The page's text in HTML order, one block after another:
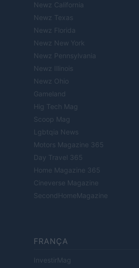
Newz California
Newz Texas
Newz Florida
Newz New York
Newz Pennsylvania
Newz Illinois
Newz Ohio
Gameland
Hig Tech Mag
Scoop Mag
Lgbtqia News
Motors Magazine 365
Day Travel 365
Home Magazine 365
Cineverse Magazine
SecondHomeMagazine
FRANÇA
InvestirMag